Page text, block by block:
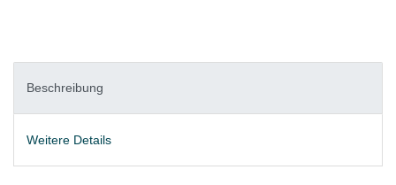
Beschreibung
Weitere Details